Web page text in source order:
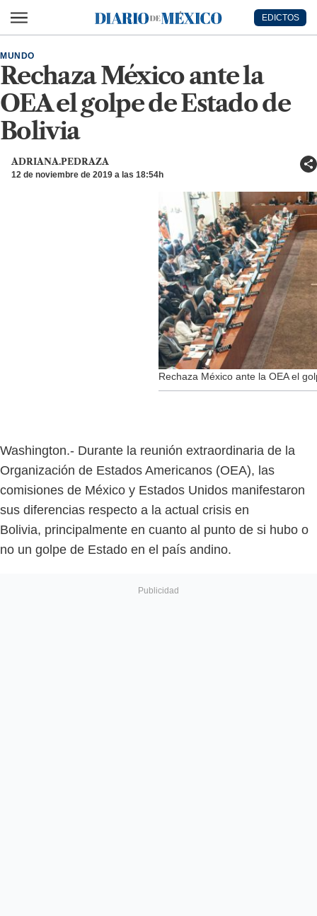
Diario de México
EDICTOS
Rechaza México ante la
OEA el golpe de Estado de
Bolivia
MUNDO
ADRIANA.PEDRAZA
12 de noviembre de 2019 a las 18:54h
Rechaza México ante la OEA el
Washington.- Durante la reunión extraordinaria de la
Organización de Estados Americanos (OEA), las
comisiones de México y Estados Unidos manifestaron
sus diferencias respecto a la actual crisis en
Bolivia, principalmente en cuanto al punto de si hubo o
no un golpe de Estado en el país andino.